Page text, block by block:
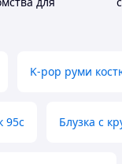
K-pop руми
95с Блузка с